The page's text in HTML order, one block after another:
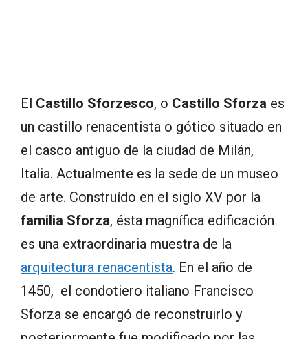
El Castillo Sforzesco, o Castillo Sforza es
un castillo renacentista o gótico situado en
el casco antiguo de la ciudad de Milán,
Italia. Actualmente es la sede de un museo
de arte. Construído en el siglo XV por la
familia Sforza, ésta magnífica edificación
es una extraordinaria muestra de la
arquitectura renacentista. En el año de
1450, el condotiero italiano Francisco
Sforza se encargó de reconstruirlo y